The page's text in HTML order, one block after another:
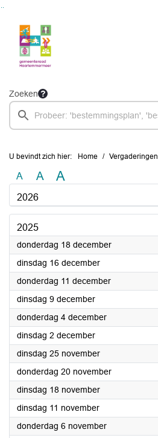
Zoeken
U bevindt zich hier: Home Vergaderingen
A A A
2026
2025
donderdag 18 december2025
dinsdag 16 december2025
donderdag 11 december2025
dinsdag 9 december2025
donderdag 4 december2025
dinsdag 2 december2025
dinsdag 25 november2025
donderdag 20 november2025
dinsdag 18 november2025
dinsdag 11 november2025
donderdag 6 november2025